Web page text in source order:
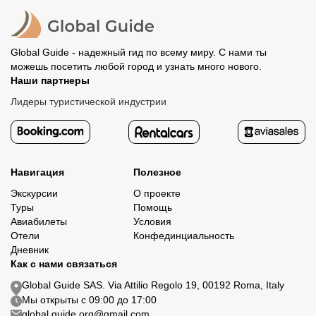
организатору напрямую не требуется.
Global Guide - надежный гид по всему миру. С нами ты
можешь посетить любой город и узнать много нового.
Наши партнеры
Лидеры туристической индустрии
Навигация
Экскурсии
Туры
Авиабилеты
Отели
Дневник
Полезное
О проекте
Помощь
Условия
Конфединциальность
Как с нами связаться
Global Guide SAS. Via Attilio Regolo 19, 00192 Roma, Italy
Мы открыты с 09:00 до 17:00